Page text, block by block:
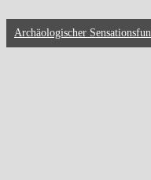
Archäologischer